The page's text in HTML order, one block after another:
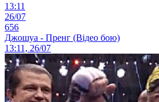
13:11
26/07
656
Джошуа - Пренг (Відео бою)
13:11, 26/07